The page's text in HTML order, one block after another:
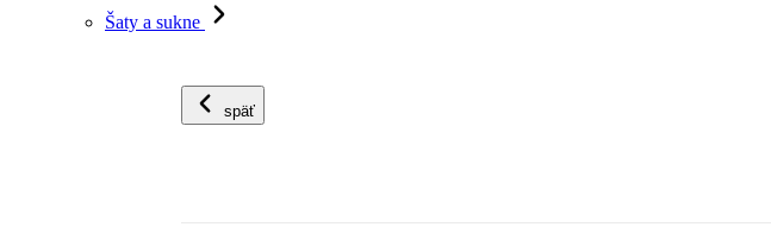
Šaty a sukne
späť